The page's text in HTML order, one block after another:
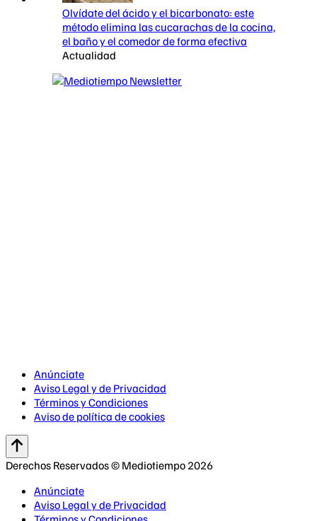
Olvídate del ácido y el bicarbonato: este
método elimina las cucarachas de la cocina,
el baño y el comedor de forma efectiva
Actualidad
Anúnciate
Aviso Legal y de Privacidad
Términos y Condiciones
Aviso de política de cookies
Derechos Reservados © Mediotiempo 2026
Anúnciate
Aviso Legal y de Privacidad